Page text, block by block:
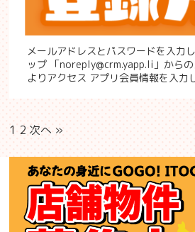
メールアドレスとパスワードを入力
ップ 「noreply@crm.yapp.li」からの
よりアクセス アプリ会員情報を入力
1 2 次へ »